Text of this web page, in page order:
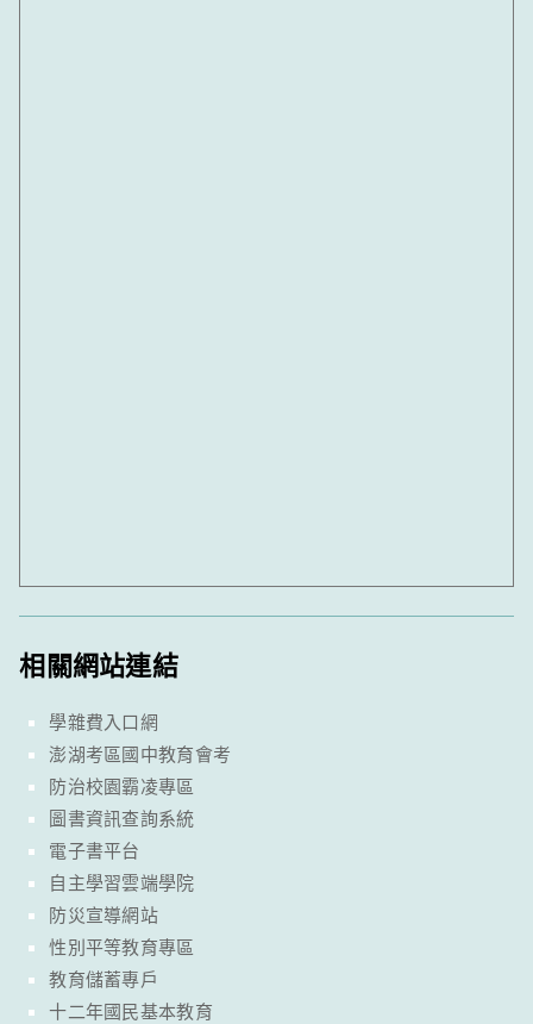
相關網站連結
學雜費入口網
澎湖考區國中教育會考
防治校園霸凌專區
圖書資訊查詢系統
電子書平台
自主學習雲端學院
防災宣導網站
性別平等教育專區
教育儲蓄專戶
十二年國民基本教育